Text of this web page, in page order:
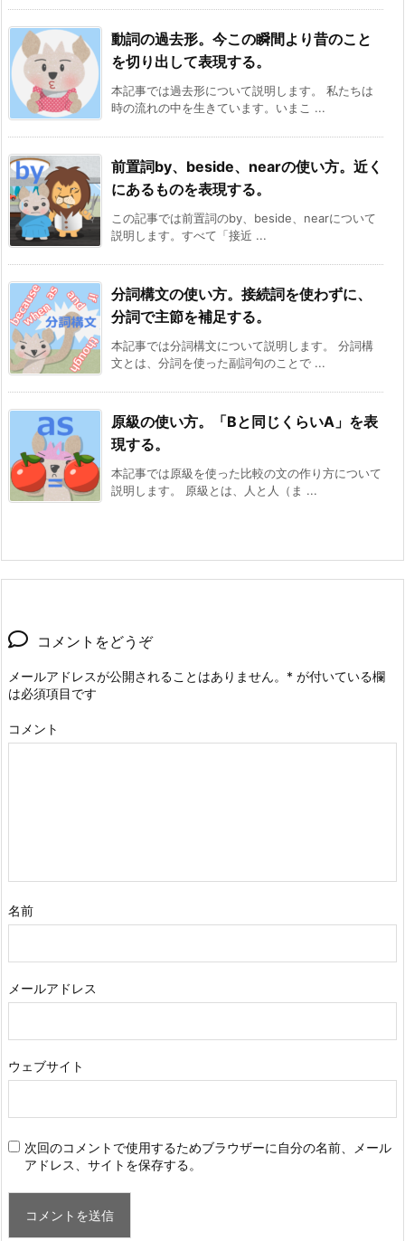
動詞の過去形。今この瞬間より昔のこと
を切り出して表現する。
本記事では過去形について説明します。 私たちは
時の流れの中を生きています。いまこ ...
前置詞by、beside、nearの使い方。近く
にあるものを表現する。
この記事では前置詞のby、beside、nearについて
説明します。すべて「接近 ...
分詞構文の使い方。接続詞を使わずに、
分詞で主節を補足する。
本記事では分詞構文について説明します。 分詞構
文とは、分詞を使った副詞句のことで ...
原級の使い方。「Bと同じくらいA」を表
現する。
本記事では原級を使った比較の文の作り方について
説明します。 原級とは、人と人（ま ...
コメントをどうぞ
メールアドレスが公開されることはありません。 * が付いている欄
は必須項目です
コメント
名前
メールアドレス
ウェブサイト
次回のコメントで使用するためブラウザーに自分の名前、メール
アドレス、サイトを保存する。